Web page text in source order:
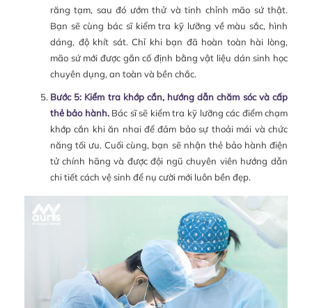
răng tạm, sau đó ướm thử và tinh chỉnh mão sứ thật.
Bạn sẽ cùng bác sĩ kiểm tra kỹ lưỡng về màu sắc, hình
dáng, độ khít sát. Chỉ khi bạn đã hoàn toàn hài lòng,
mão sứ mới được gắn cố định bằng vật liệu dán sinh học
chuyên dụng, an toàn và bền chắc.
Bước 5: Kiểm tra khớp cắn, hướng dẫn chăm sóc và cấp
thẻ bảo hành.Bác sĩ sẽ kiểm tra kỹ lưỡng các điểm chạm
khớp cắn khi ăn nhai để đảm bảo sự thoải mái và chức
năng tối ưu. Cuối cùng, bạn sẽ nhận thẻ bảo hành điện
tử chính hãng và được đội ngũ chuyên viên hướng dẫn
chi tiết cách vệ sinh để nụ cười mới luôn bền đẹp.